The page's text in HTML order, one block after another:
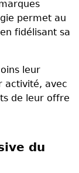
permet au
fidélisant sa
leur
activité, avec
de leur offre
du